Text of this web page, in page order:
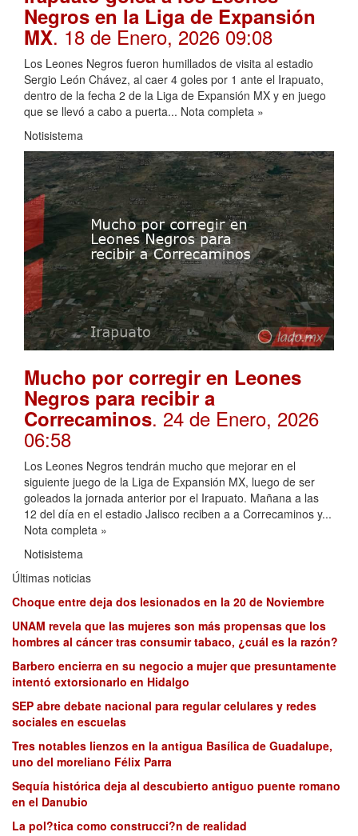
Negros en la Liga de Expansión
MX. 18 de Enero, 2026 09:08
Los Leones Negros fueron humillados de visita al estadio
Sergio León Chávez, al caer 4 goles por 1 ante el Irapuato,
dentro de la fecha 2 de la Liga de Expansión MX y en juego
que se llevó a cabo a puerta... Nota completa »
Notisistema
Mucho por corregir en Leones
Negros para recibir a
Correcaminos. 24 de Enero, 2026
06:58
Los Leones Negros tendrán mucho que mejorar en el
siguiente juego de la Liga de Expansión MX, luego de ser
goleados la jornada anterior por el Irapuato. Mañana a las
12 del día en el estadio Jalisco reciben a a Correcaminos y...
Nota completa »
Notisistema
Últimas noticias
Choque entre deja dos lesionados en la 20 de Noviembre
UNAM revela que las mujeres son más propensas que los
hombres al cáncer tras consumir tabaco, ¿cuál es la razón?
Barbero encierra en su negocio a mujer que presuntamente
intentó extorsionarlo en Hidalgo
SEP abre debate nacional para regular celulares y redes
sociales en escuelas
Tres notables lienzos en la antigua Basílica de Guadalupe,
uno del moreliano Félix Parra
Sequía histórica deja al descubierto antiguo puente romano
en el Danubio
La pol?tica como construcci?n de realidad